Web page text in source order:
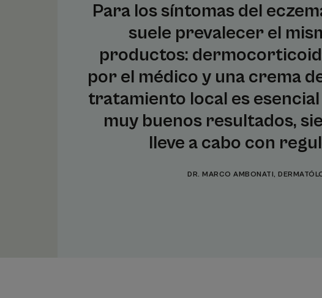
Para los síntomas del
suele prevalecer el
productos:
por el médico y una crema
tratamiento local es
muy buenos resultados,
lleve a cabo con
DR. MARCO AMBONATI,